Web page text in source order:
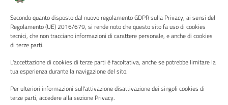
Secondo quanto disposto dal nuovo regolamento GDPR sulla Privacy, ai sensi del
Regolamento (UE) 2016/679, si rende noto che questo sito fa uso di cookies
tecnici, che non tracciano informazioni di carattere personale, e anche di cookies
di terze parti.
L'accettazione di cookies di terze parti è facoltativa, anche se potrebbe limitare la
tua esperienza durante la navigazione del sito.
Per ulteriori informazioni sull'attivazione disattivazione dei singoli cookies di
terze parti, accedere alla sezione Privacy.
Albo pretorio
Informativa privacy
Note legali
Piano di miglioramento del sito